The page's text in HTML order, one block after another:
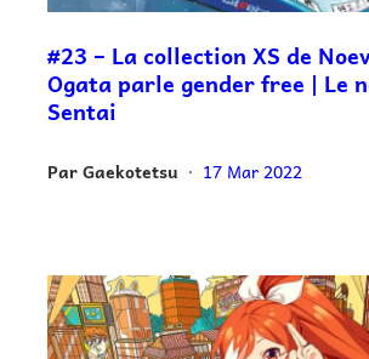
#23 – La collection XS de
Ogata parle gender free | Le
Sentai
ParGaekotetsu • 17 Mar 2022